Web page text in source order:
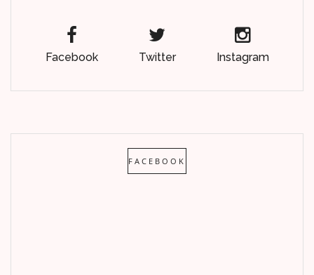
Facebook Twitter Instagram
FACEBOOK